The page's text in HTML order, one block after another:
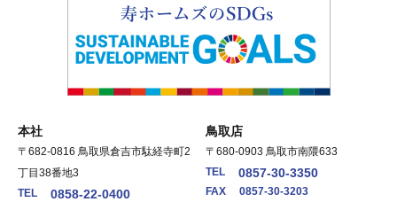
本社
〒682-0816 鳥取県倉吉市駄経寺町2
丁目38番地3
TEL
0858-22-0400
鳥取店
〒680-0903 鳥取市南隈633
TEL
0857-30-3350
FAX
0857-30-3203